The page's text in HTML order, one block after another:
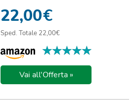
22,00€
Sped. Totale 22,00€
★★★★★
★★★★★
Vai all'Offerta »